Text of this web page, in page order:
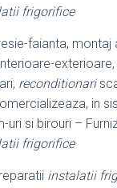
frigorifice
faianta, montaj
reconditionari
in
uri si birouri –
frigorifice
instalatii